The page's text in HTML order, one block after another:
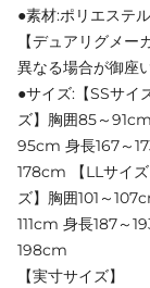
●素材:ポリエステ
【デュアリグメ
異なる場合が御座
●サイズ:【SSサイ
ズ】胸囲85～
95cm 身長167～
178cm 【LLサイ
ズ】胸囲101～
111cm 身長187～
198cm
【実寸サイズ】